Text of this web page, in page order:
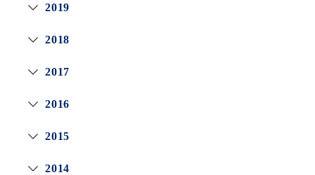
2019
2018
2017
2016
2015
2014